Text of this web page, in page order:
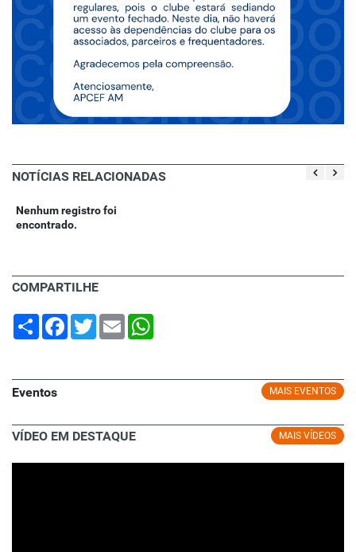
NOTÍCIAS RELACIONADAS
Nenhum registro foi
encontrado.
COMPARTILHE
Share Facebook
TwitterEmail
MAIS EVENTOS
Eventos
MAIS VÍDEOS
VÍDEO EM DESTAQUE